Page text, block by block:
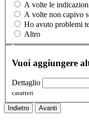
A volte le
A volte non capivo
Ho avuto problemi
Altro
Vuoi aggiungere
Dettaglio
caratteri
Indietro Avanti